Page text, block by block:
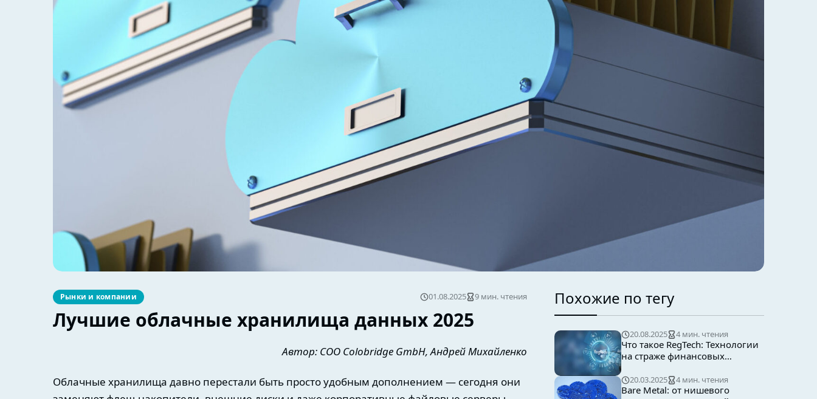
Рынки и компании
Лучшие облачные хранилища данных 2025
01.08.2025 9 мин. чтения
Автор: COO Colobridge GmbH, Андрей Михайленко
Облачные хранилища давно перестали быть просто удобным дополнением — сегодня они
Похожие по тегу
Что такое RegTech: Технологии
на страже финансовых
20.08.2025 4 мин. чтения
Bare Metal: от нишевого
20.03.2025 4 мин. чтения